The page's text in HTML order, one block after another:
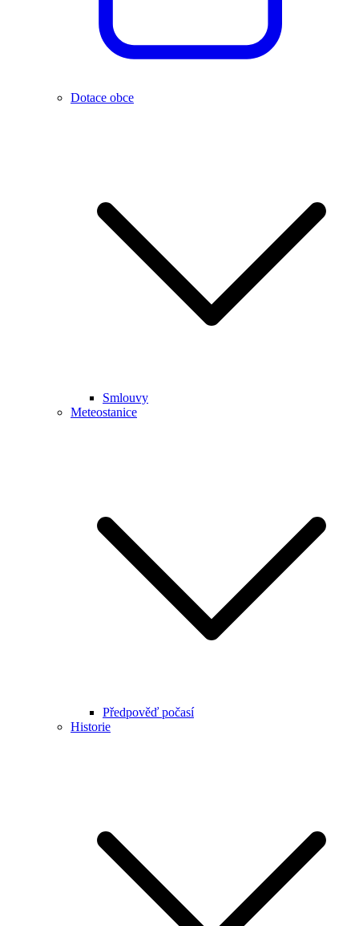
Dotace obce
Smlouvy
Meteostanice
Předpověď počasí
Historie